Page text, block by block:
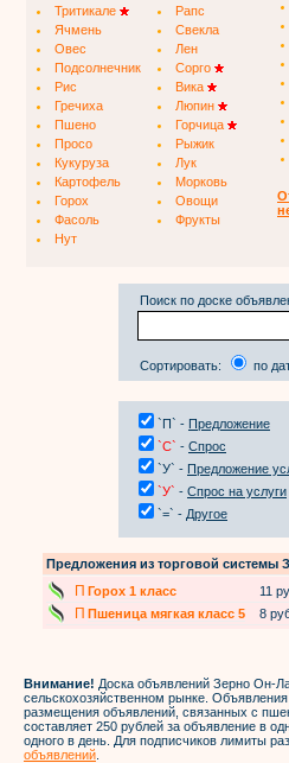
Тритикале
Рапс
Ячмень
Свекла
Овес
Лен
Подсолнечник
Сорго
Рис
Вика
Гречиха
Люпин
Пшено
Горчица
Просо
Рыжик
Кукуруза
Лук
Картофель
Морковь
Горох
Овощи
Фасоль
Фрукты
Нут
Поиск по доске
Сортировать: по
`П` - Предложение
`С` - Спрос
`У` - Предложение
`У` - Спрос на услуги
`=` - Другое
Предложения из торговой системы
П Горох 1 класс 11
П Пшеница мягкая класс 5 8
Внимание! Доска объявлений Зерно Он-
сельскохозяйственном рынке.
размещения объявлений, связанных с
составляет 250 рублей за объявление в
одного в день. Для подписчиков лимиты
объявлений